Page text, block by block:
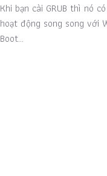
Khi bạn cài GRUB thì nó
hoạt động song song với
Boot…